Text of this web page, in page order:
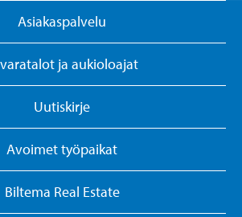
Asiakaspalvelu
ja aukioloajat
Uutiskirje
Avoimet työpaikat
Biltema Real Estate